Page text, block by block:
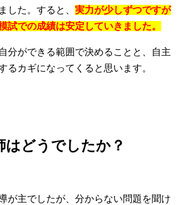
した。 すると、 実力が少しずつですが
試での成績は安定していきました。
分ができる範囲で決めることと、自主
るカギになってくると思います。
はどうでしたか？
が主でしたが、分からない問題を聞け